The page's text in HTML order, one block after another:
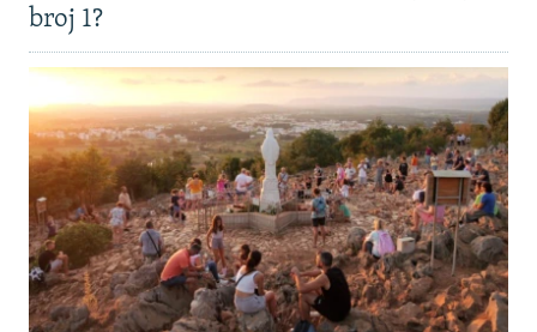
broj 1?